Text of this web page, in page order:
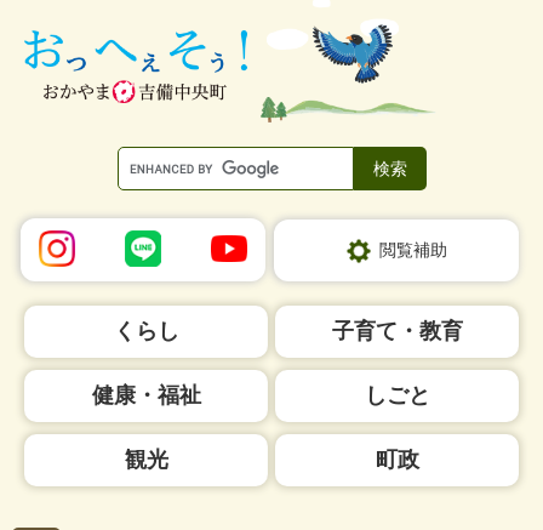
閲覧補助
くらし 子育て・教育
健康・福祉 しごと
観光 町政